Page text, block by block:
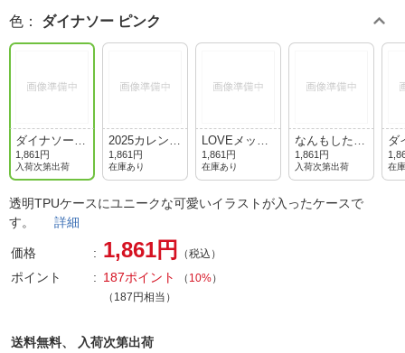
色 ： ダイナソー ピンク
ダイナソー
ピンク
1,861円
入荷次第出荷
2025カレンダ
ー
1,861円
在庫あり
LOVEメッセ
ージ
1,861円
在庫あり
なんもしたく
ない
1,861円
入荷次第出荷
ダ
グ
在
透明TPUケースにユニークな可愛いイラストが入ったケースで
す。 詳細
価格 1,861円 （税込）
ポイント 187ポイント （ 10%）
（187円相当）
送料無料、
入荷次第出荷